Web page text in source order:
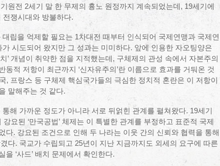
원전 2세기 말 한 무제의 흉노 원정까지 계속되었는데, 19세기에
전쟁시대와 방불하다.
립을 억제할 필요는 1차대전 때부터 인식되어 국제연맹과 국제연
시도되어 왔지만 그 성과는 미미하다. 앞에 인용한 자오팅양은
’ 개념이 취약한 점을 지적했는데, 구체제의 관성 속에서 자본주의
동적 저항이 최근까지 ‘신자유주의’란 이름으로 효과를 거둬온 것
, 프랑스 등 구체제 핵심국가들의 극심한 정치적 혼란은 이 저항이
말해주는 것 같다.
해 가까운 정도가 아니라 서로 뒤얽힌 관계를 펼쳐왔다. 19세기
강요된 ‘만국공법’ 체제는 이 특별한 관계를 부정하고 표준적 국제
다. 강요된 조건으로 인해 두 나라는 이웃 간의 신뢰와 협력을 통해
다. 국교가 수립되고 25년이 지난 지금까지도 외세의 요구에 따른
을 ‘사드’ 배치 문제에서 확인한다.